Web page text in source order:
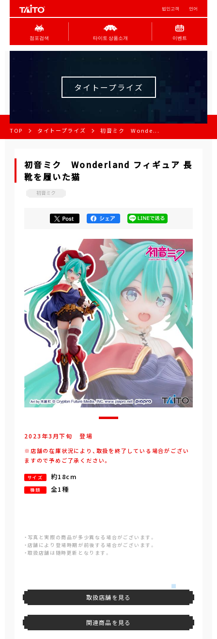
법인고객 언어
점포검색 타이토 상품소개 이벤트
タイトープライズ
TOP タイトープライズ 初音ミク Wonde...
初音ミク Wonderland フィギュア 長
靴を履いた猫
初音ミク
2023年3 月下旬 登場
※店舗の在庫状況により、取扱を終了している場合がござい
ますので予めご了承ください。
サイズ 約18cm
種類 全1種
・写真と実際の商品が多少異なる場合がございます。
・店舗により登場時期が前後する場合がございます。
・取扱店舗は随時更新となります。
取扱店舗を見る
関連商品を見る